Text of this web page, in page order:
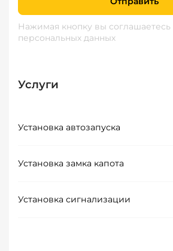
Нажимая кнопку вы соглашаетесь
персональных данных
Услуги
Установка автозапуска
Установка замка капота
Установка сигнализации